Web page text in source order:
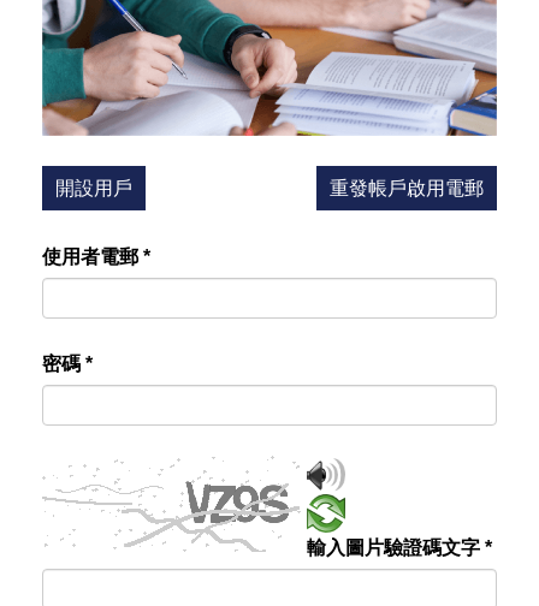
開設用戶 重發帳戶啟用電郵
使用者電郵 *
密碼 *
輸入圖片驗證碼文字 *